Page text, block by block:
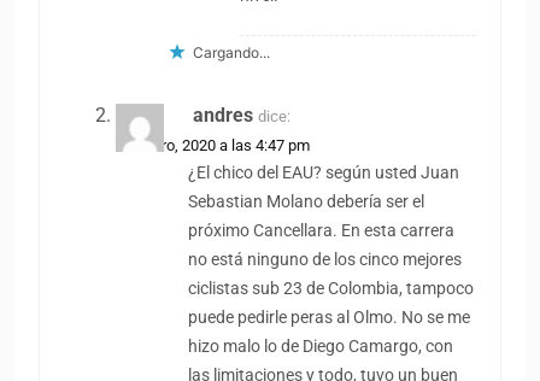
Cargando...
andres dice:
29 enero, 2020 a las 4:47 pm
¿El chico del EAU? según usted Juan
Sebastian Molano debería ser el
próximo Cancellara. En esta carrera
no está ninguno de los cinco mejores
ciclistas sub 23 de Colombia, tampoco
puede pedirle peras al Olmo. No se me
hizo malo lo de Diego Camargo, con
las limitaciones y todo, tuvo un buen